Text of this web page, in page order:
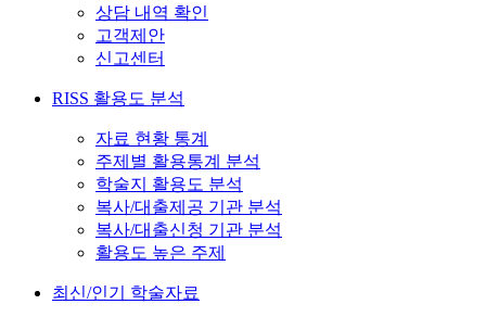
상담 내역 확인
고객제안
신고센터
RISS 활용도 분석
자료 현황 통계
주제별 활용통계 분석
학술지 활용도 분석
복사/대출제공 기관 분석
복사/대출신청 기관 분석
활용도 높은 주제
최신/인기 학술자료